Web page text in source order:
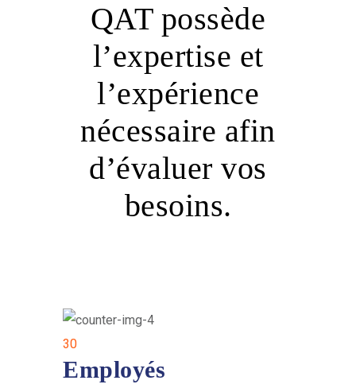
QAT possède
l’expertise et
l’expérience
nécessaire afin
d’évaluer vos
besoins.
30
Employés